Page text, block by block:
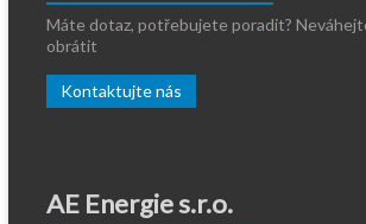
Máte dotaz, potřebujete poradit?
obrátit
Kontaktujte nás
AE Energie s.r.o.